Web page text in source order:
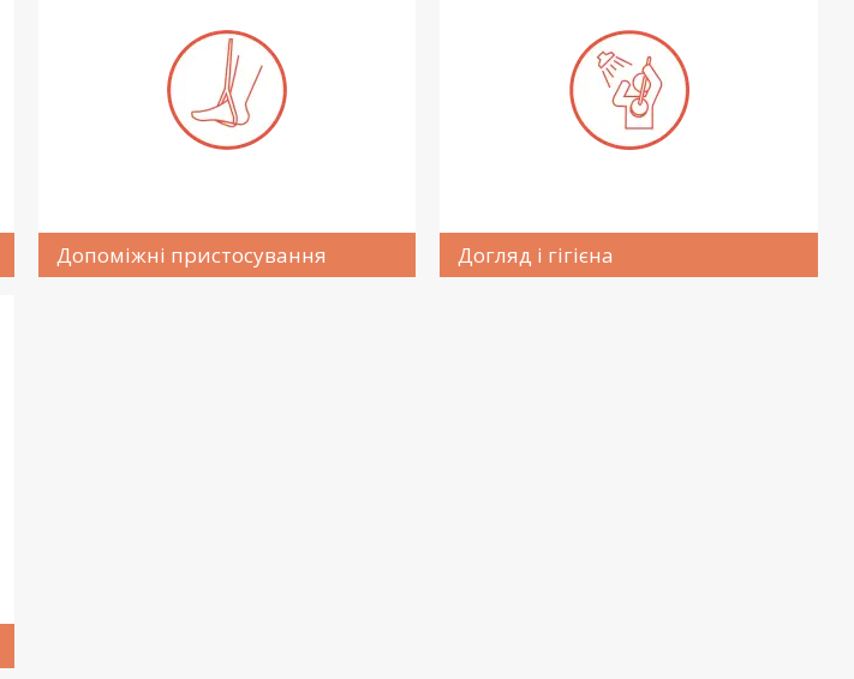
Допоміжні пристосування Догляд і гігієна